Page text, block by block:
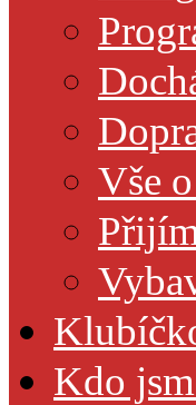
Vše
Kdo